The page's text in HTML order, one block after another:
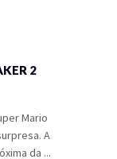
2
Mario
A
da ...